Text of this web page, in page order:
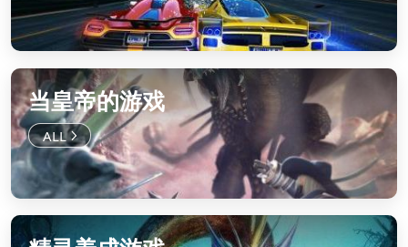
当皇帝的游戏